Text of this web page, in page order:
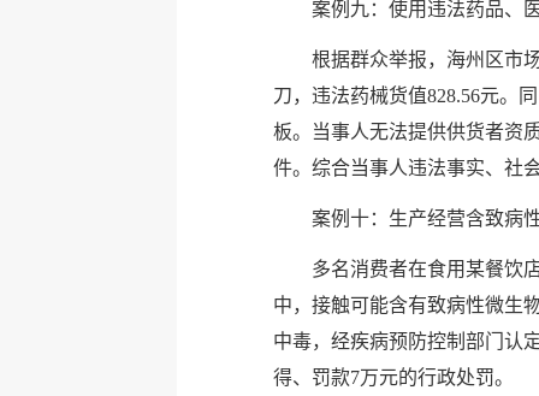
案例九：使用违法药品、
根据群众举报，海州区市
刀，违法药械货值828.56元。
板。当事人无法提供供货者资
件。综合当事人违法事实、社
案例十：生产经营含致病
多名消费者在食用某餐饮
中，接触可能含有致病性微生
中毒，经疾病预防控制部门认
得、罚款7万元的行政处罚。